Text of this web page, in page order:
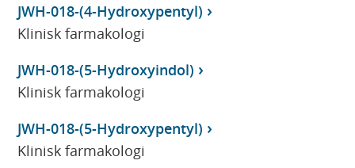
JWH-018-(4-Hydroxypentyl)
Klinisk farmakologi
JWH-018-(5-Hydroxyindol)
Klinisk farmakologi
JWH-018-(5-Hydroxypentyl)
Klinisk farmakologi